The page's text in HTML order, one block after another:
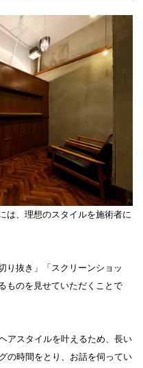
は、理想のスタイルを施術者に
り抜き」「スクリーンショッ
ものを見せていただくことで
アスタイルを叶えるため、長い
の時間をとり、お話を伺ってい